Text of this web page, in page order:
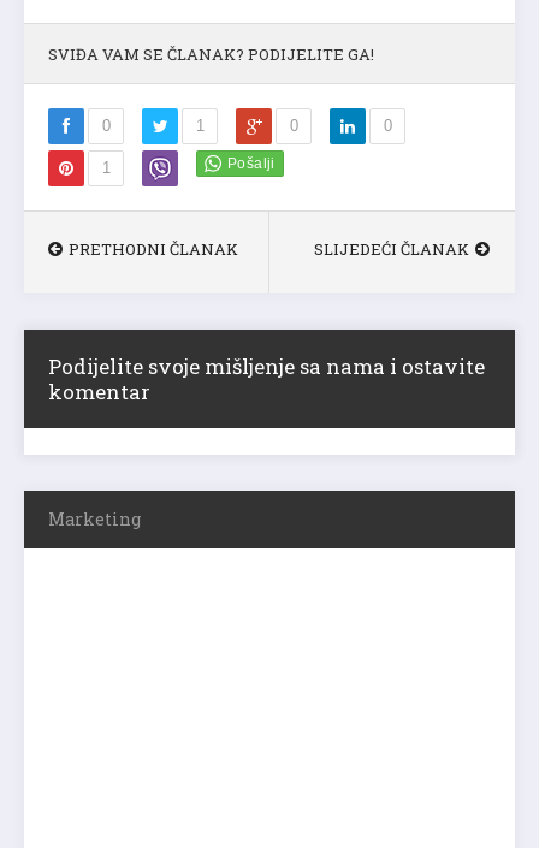
SVIĐA VAM SE ČLANAK? PODIJELITE GA!
0 1 0 0
1
PRETHODNI ČLANAK SLIJEDEĆI ČLANAK
Podijelite svoje mišljenje sa nama i ostavite
komentar
Marketing